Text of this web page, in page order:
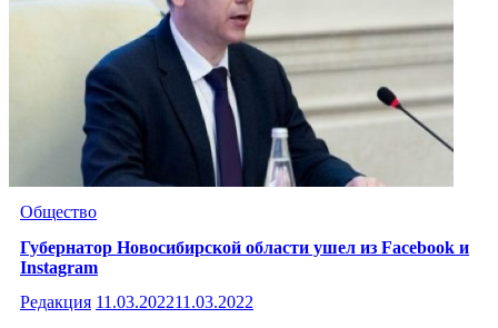
Общество
Губернатор Новосибирской области ушел из Facebook и
Instagram
Редакция 11.03.202211.03.2022